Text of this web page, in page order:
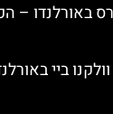
באורלנדו